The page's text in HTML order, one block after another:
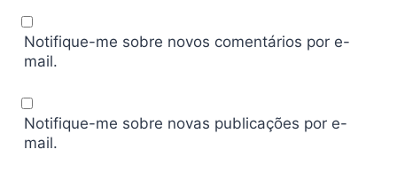
Notifique-me sobre novos comentários por e-
mail.
Notifique-me sobre novas publicações por e-
mail.